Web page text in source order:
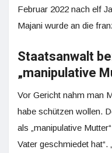
Februar 2022 nach elf
Majani wurde an die
Staatsanwalt
„manipulative
Vor Gericht nahm man
habe schützen wollen.
als „manipulative
Vater geschmiedet